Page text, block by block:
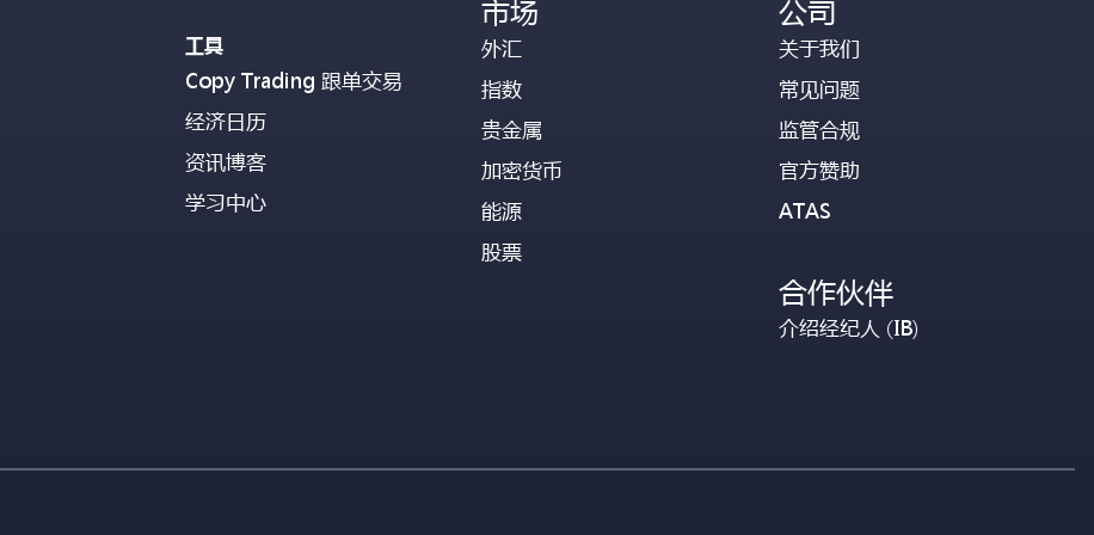
工具
Copy Trading 跟单交易
经济日历
资讯博客
学习中心
市场
外汇
指数
贵金属
加密货币
能源
股票
公司
关于我们
常见问题
监管合规
官方赞助
ATAS
合作伙伴
介绍经纪人 (IB)